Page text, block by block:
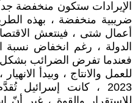
الإيرادات ستكون منخفضة
ضريبية منخفضة ، بهذه
أعمال شتى ، فينتعش
الدولة ، رغم انخفاض
فعندما تفرض الضرائب بشكل
2023 ، كانت إسرائيل